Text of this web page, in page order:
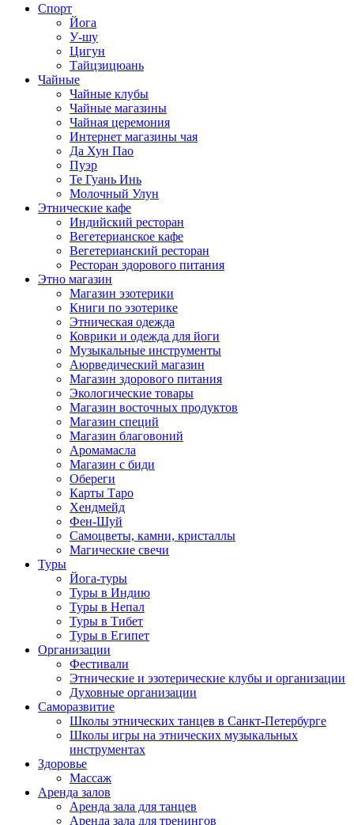
Спорт
Йога
У-шу
Цигун
Тайцзицюань
Чайные
Чайные клубы
Чайные магазины
Чайная церемония
Интернет магазины чая
Да Хун Пао
Пуэр
Те Гуань Инь
Молочный Улун
Этнические кафе
Индийский ресторан
Вегетерианское кафе
Вегетерианский ресторан
Ресторан здорового питания
Этно магазин
Магазин эзотерики
Книги по эзотерике
Этническая одежда
Коврики и одежда для йоги
Музыкальные инструменты
Аюрведический магазин
Магазин здорового питания
Экологические товары
Магазин восточных продуктов
Магазин специй
Магазин благовоний
Аромамасла
Магазин с биди
Обереги
Карты Таро
Хендмейд
Фен-Шуй
Самоцветы, камни, кристаллы
Магические свечи
Туры
Йога-туры
Туры в Индию
Туры в Непал
Туры в Тибет
Туры в Египет
Организации
Фестивали
Этнические и эзотерические клубы и организации
Духовные организации
Саморазвитие
Школы этнических танцев в Санкт-Петербурге
Школы игры на этнических музыкальных
инструментах
Здоровье
Массаж
Аренда залов
Аренда зала для танцев
Аренда зала для тренингов